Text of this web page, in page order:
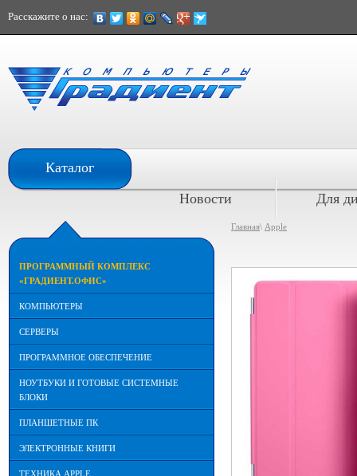
Расскажите о нас:
Каталог
Новости
Для
ПРОГРАММНЫЙ КОМПЛЕКС
«ГРАДИЕНТ.ОФИС»
КОМПЬЮТЕРЫ
СЕРВЕРЫ
ПРОГРАММНОЕ ОБЕСПЕЧЕНИЕ
НОУТБУКИ И ГОТОВЫЕ СИСТЕМНЫЕ
БЛОКИ
ПЛАНШЕТНЫЕ ПК
ЭЛЕКТРОННЫЕ КНИГИ
ТЕХНИКА APPLE
Главная\ Apple